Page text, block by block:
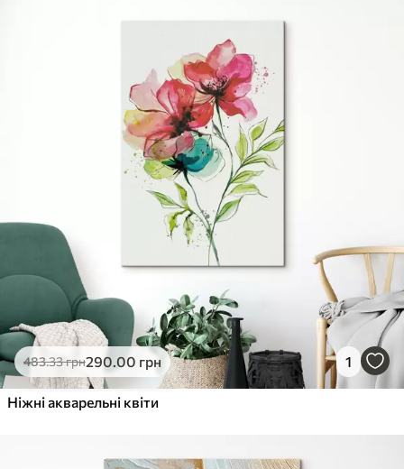
483.33грн290.00 грн 1
Ніжні акварельні квіти